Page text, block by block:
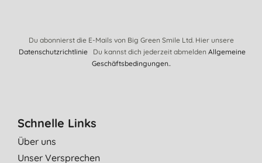
Geschirr wird wirklich sauber und angenehmer Duft. Schon
Ich habe lange nach Bio Spülmaschinen Tabs gesucht, die auch
noch gut reinigen. Von diesen bin ich total begeistert!
Du abonnierst die E-Mails von Big Green Smile Ltd. Hier unsere
DatenschutzrichtlinieDu kannst dich jederzeit abmelden Allgemeine
Geschäftsbedingungen..
Schnelle Links
Über uns
Unser Versprechen